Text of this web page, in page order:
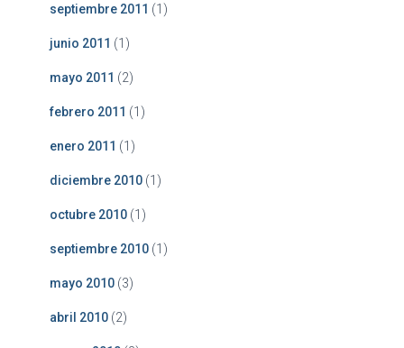
septiembre 2011 (1)
junio 2011 (1)
mayo 2011 (2)
febrero 2011 (1)
enero 2011 (1)
diciembre 2010 (1)
octubre 2010 (1)
septiembre 2010 (1)
mayo 2010 (3)
abril 2010 (2)